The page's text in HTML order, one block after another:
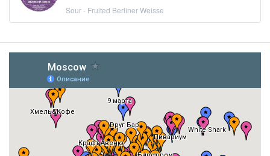
Sour - Fruited Berliner Weisse